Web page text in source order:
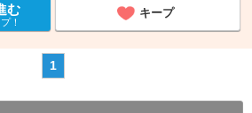
む
！
キープ
1